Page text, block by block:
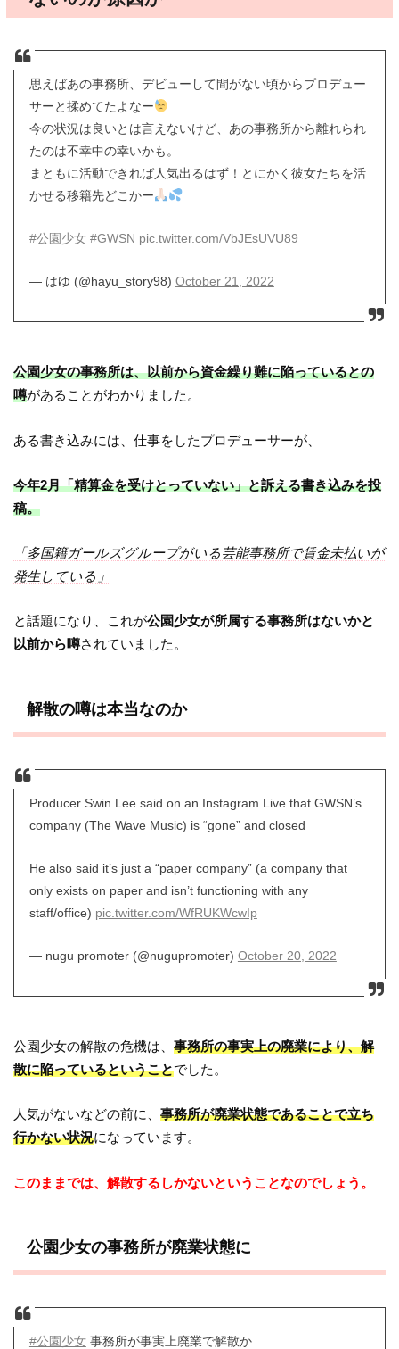
思えばあの事務所、デビューして間がない頃からプロデュー
サーと揉めてたよなー
今の状況は良いとは言えないけど、あの事務所から離れられ
たのは不幸中の幸いかも。
まともに活動できれば人気出るはず！とにかく彼女たちを活
かせる移籍先どこかー
#公園少女 #GWSN pic.twitter.com/VbJEsUVU89
— はゆ (@hayu_story98) October 21, 2022
公園少女の事務所は、以前から資金繰り難に陥っているとの
噂があることがわかりました。
ある書き込みには、仕事をしたプロデューサーが、
今年2月「精算金を受けとっていない」と訴える書き込みを投
稿。
「多国籍ガールズグループがいる芸能事務所で賃金未払いが
発生している」
と話題になり、これが公園少女が所属する事務所はないかと
以前から噂されていました。
解散の噂は本当なのか
Producer Swin Lee said on an Instagram Live that GWSN’s
company (The Wave Music) is “gone” and closed
He also said it’s just a “paper company” (a company that
only exists on paper and isn’t functioning with any
staff/office) pic.twitter.com/WfRUKWcwIp
— nugu promoter (@nugupromoter) October 20, 2022
公園少女の解散の危機は、事務所の事実上の廃業により、解
散に陥っているということでした。
人気がないなどの前に、事務所が廃業状態であることで立ち
行かない状況になっています。
このままでは、解散するしかないということなのでしょう。
公園少女の事務所が廃業状態に
#公園少女事務所が事実上廃業で解散か